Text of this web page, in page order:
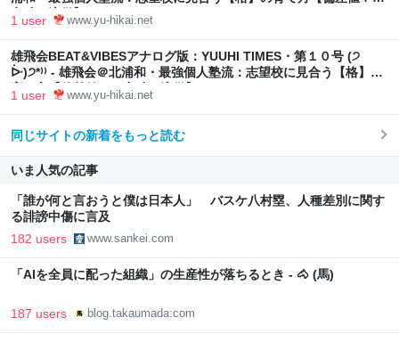
突破の流儀】
1 user www.yu-hikai.net
雄飛会BEAT&VIBESアナログ版：YUUHI TIMES・第１０号 (੭
ᐕ)੭*⁾⁾ - 雄飛会＠北浦和・最強個人塾流：志望校に見合う【格】の
育て方【偏差値７０突破の流儀】
1 user www.yu-hikai.net
同じサイトの新着をもっと読む
いま人気の記事
「誰が何と言おうと僕は日本人」 バスケ八村塁、人種差別に関す
る誹謗中傷に言及
182 users www.sankei.com
「AIを全員に配った組織」の生産性が落ちるとき - 🐴 (馬)
187 users blog.takaumada.com